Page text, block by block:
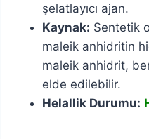
şelatlayıcı ajan.
Kaynak: Sentetik
maleik anhidritin
maleik anhidrit,
elde edilebilir.
Helallik Durumu: